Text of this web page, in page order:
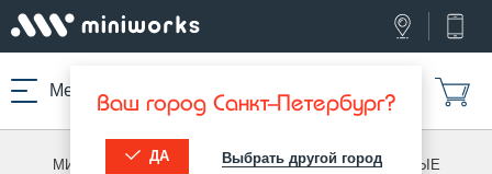
Меню Ваш город Санкт-Петербург?
ДА Выбрать другой город
МИНИВОРКС ПРО ЗАГЛУШКИ ДЛЯ ТРУБ /ОВАЛЬНЫЕ